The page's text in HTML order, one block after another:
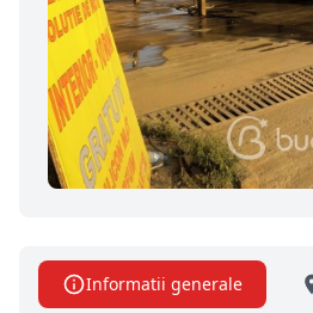
Informatii generale